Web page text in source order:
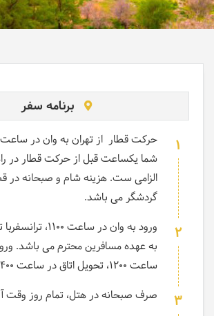
برنامه سفر
1
شما یکساعت قبل از حرکت قطار در
الزامی ست. هزینه شام و صبحانه در
گردشگر می باشد.
2
ورود به وان در ساعت
به عهده مسافرین محترم می باشد.
ساعت 1200، تحویل اتاق در ساعت 1400 وقت آزاد
3 صرف صبحانه در هتل، تمام روز وقت